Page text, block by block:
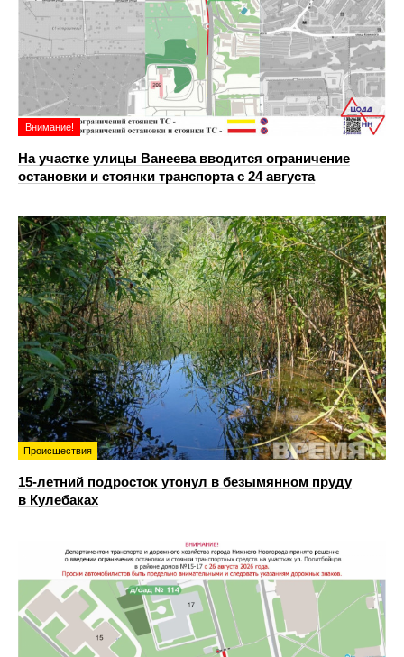
Внимание!
На участке улицы Ванеева вводится ограничение
остановки и стоянки транспорта с 24 августа
Происшествия
15-летний подросток утонул в безымянном пруду
в Кулебаках